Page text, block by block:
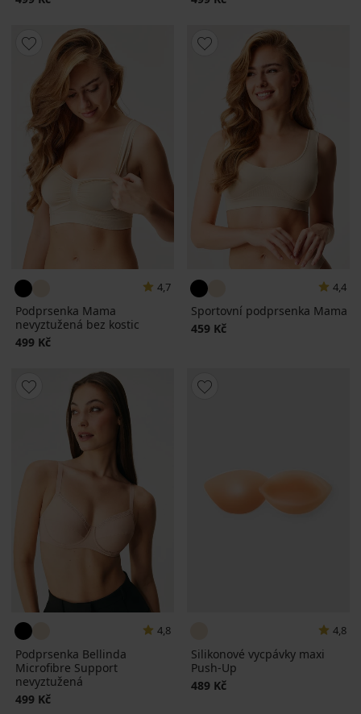
4,7
Podprsenka Mama
nevyztužená bez kostic
499 Kč
4,4
Sportovní podprsenka Mama
459 Kč
4,8
Podprsenka Bellinda
Microfibre Support
nevyztužená
499 Kč
4,8
Silikonové vycpávky maxi
Push-Up
489 Kč